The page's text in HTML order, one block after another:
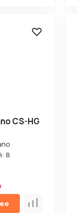
CS-HG
8
Сравнить